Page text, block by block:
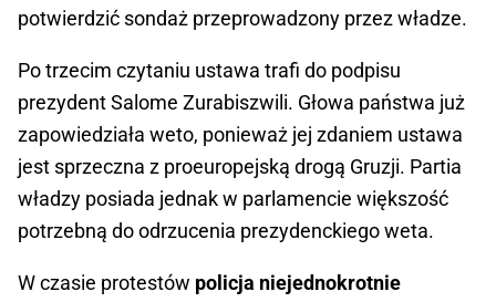
potwierdzić sondaż przeprowadzony przez władze.
Po trzecim czytaniu ustawa trafi do podpisu
prezydent Salome Zurabiszwili. Głowa państwa już
zapowiedziała weto, ponieważ jej zdaniem ustawa
jest sprzeczna z proeuropejską drogą Gruzji. Partia
władzy posiada jednak w parlamencie większość
potrzebną do odrzucenia prezydenckiego weta.
W czasie protestów policja niejednokrotnie